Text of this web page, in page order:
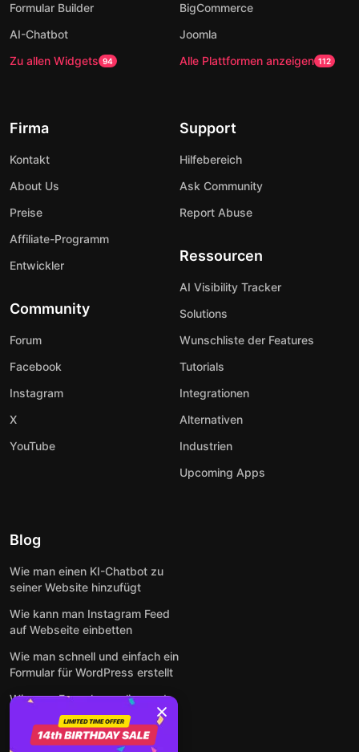
Formular Builder
AI-Chatbot
Zu allen Widgets 94
BigCommerce
Joomla
Alle Plattformen anzeigen 112
Firma
Kontakt
About Us
Preise
Affiliate-Programm
Entwickler
Community
Forum
Facebook
Instagram
X
YouTube
Support
Hilfebereich
Ask Community
Report Abuse
Ressourcen
AI Visibility Tracker
Solutions
Wunschliste der Features
Tutorials
Integrationen
Alternativen
Industrien
Upcoming Apps
Blog
Wie man einen KI-Chatbot zu
seiner Website hinzufügt
Wie kann man Instagram Feed
auf Webseite einbetten
Wie man schnell und einfach ein
Formular für WordPress erstellt
Wie man Formulare online und
kostenlos auf jeder Website
einbettet